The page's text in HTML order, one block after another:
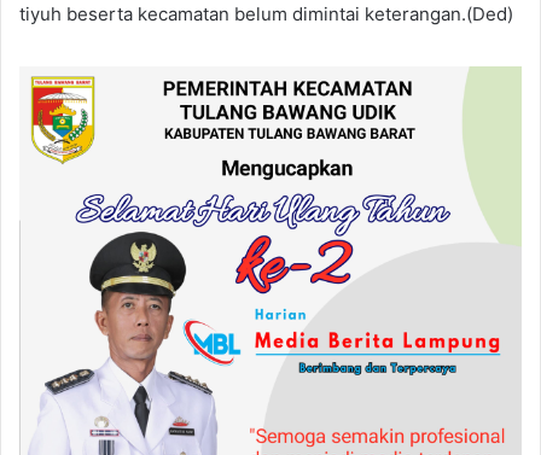
tiyuh beserta kecamatan belum dimintai keterangan.(Ded)